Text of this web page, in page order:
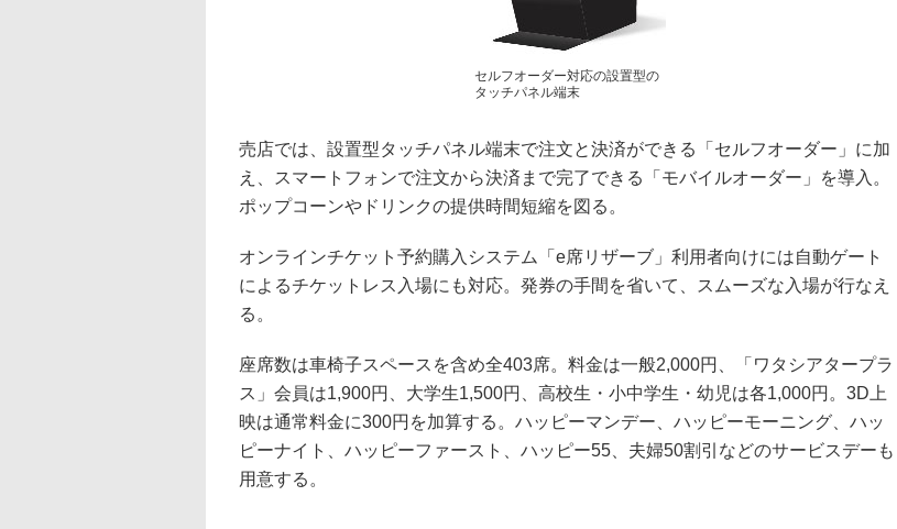
セルフオーダー対応の設置型の
タッチパネル端末
売店では、設置型タッチパネル端末で注文と決済ができる「セルフオーダー」に加
え、スマートフォンで注文から決済まで完了できる「モバイルオーダー」を導入。
ポップコーンやドリンクの提供時間短縮を図る。
オンラインチケット予約購入システム「e席リザーブ」利用者向けには自動ゲート
によるチケットレス入場にも対応。発券の手間を省いて、スムーズな入場が行なえ
る。
座席数は車椅子スペースを含め全403席。料金は一般2,000円、「ワタシアタープラ
ス」会員は1,900円、大学生1,500円、高校生・小中学生・幼児は各1,000円。3D上
映は通常料金に300円を加算する。ハッピーマンデー、ハッピーモーニング、ハッ
ピーナイト、ハッピーファースト、ハッピー55、夫婦50割引などのサービスデーも
用意する。